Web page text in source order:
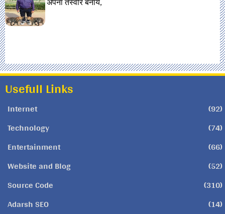
Usefull Links
Internet
(92)
Technology
(74)
Entertainment
(66)
Website and Blog
(52)
Source Code
(310)
Adarsh SEO
(14)